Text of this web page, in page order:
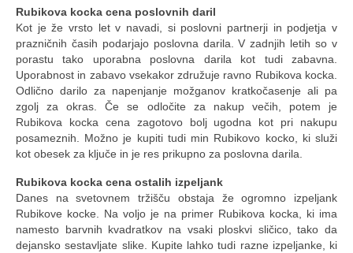
Rubikova kocka cena poslovnih daril
Kot je že vrsto let v navadi, si poslovni partnerji in podjetja v
prazničnih časih podarjajo poslovna darila. V zadnjih letih so v
porastu tako uporabna poslovna darila kot tudi zabavna.
Uporabnost in zabavo vsekakor združuje ravno Rubikova kocka.
Odlično darilo za napenjanje možganov kratkočasenje ali pa
zgolj za okras. Če se odločite za nakup večih, potem je
Rubikova kocka cena zagotovo bolj ugodna kot pri nakupu
posameznih. Možno je kupiti tudi min Rubikovo kocko, ki služi
kot obesek za ključe in je res prikupno za poslovna darila.
Rubikova kocka cena ostalih izpeljank
Danes na svetovnem tržišču obstaja že ogromno izpeljank
Rubikove kocke. Na voljo je na primer Rubikova kocka, ki ima
namesto barvnih kvadratkov na vsaki ploskvi sličico, tako da
dejansko sestavljate slike. Kupite lahko tudi razne izpeljanke, ki